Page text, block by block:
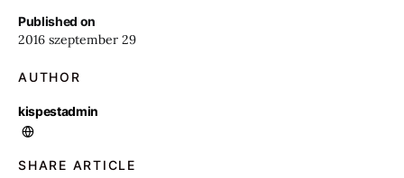
Published on
2016 szeptember 29
AUTHOR
kispestadmin
SHARE ARTICLE